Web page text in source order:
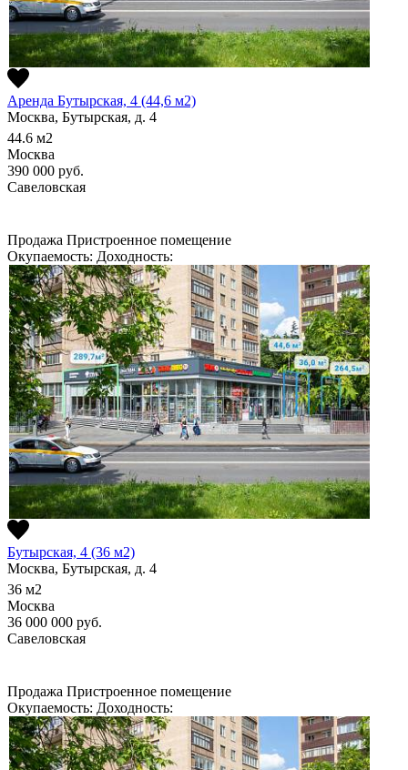
Аренда Бутырская, 4 (44,6 м2)
Москва, Бутырская, д. 4
44.6 м2
Москва
390 000 руб.
Савеловская
Продажа Пристроенное помещение
Окупаемость: Доходность:
Бутырская, 4 (36 м2)
Москва, Бутырская, д. 4
36 м2
Москва
36 000 000 руб.
Савеловская
Продажа Пристроенное помещение
Окупаемость: Доходность: